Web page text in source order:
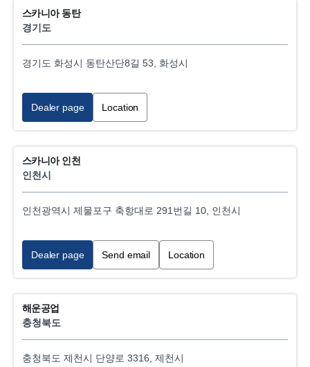
스카니아 동탄
경기도
경기도 화성시 동탄산단8길 53, 화성시
Dealer page Location
스카니아 인천
인천시
인천광역시 제물포구 축항대로 291번길 10, 인천시
Dealer page Send email Location
해운공업
충청북도
충청북도 제천시 단양로 3316, 제천시